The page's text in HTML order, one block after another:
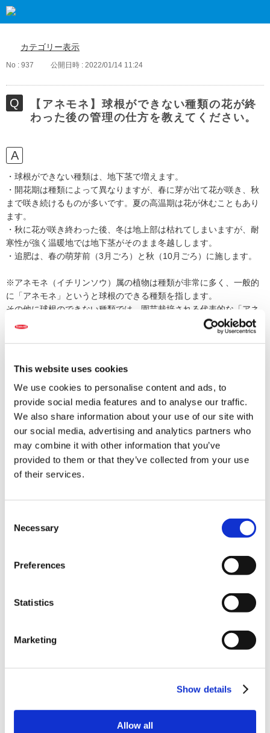
This website uses cookies
We use cookies to personalise content and ads, to
provide social media features and to analyse our traffic.
We also share information about your use of our site with
our social media, advertising and analytics partners who
may combine it with other information that you’ve
provided to them or that they’ve collected from your use
of their services.
Selection
Necessary
Preferences
Statistics
Marketing
Show details
Allow all
カテゴリー表示
No : 937 公開日時 : 2022/01/14 11:24
【アネモネ】球根ができない種類の花が終
わった後の管理の仕方を教えてください。
・球根ができない種類は、地下茎で増えます。
・開花期は種類によって異なりますが、春に芽が出て花が咲き、秋
まで咲き続けるものが多いです。夏の高温期は花が休むこともあり
ます。
・秋に花が咲き終わった後、冬は地上部は枯れてしまいますが、耐
寒性が強く温暖地では地下茎がそのまま冬越しします。
・追肥は、春の萌芽前（3月ごろ）と秋（10月ごろ）に施します。
※アネモネ（イチリンソウ）属の植物は種類が非常に多く、一般的
に「アネモネ」というと球根のできる種類を指します。
その他に球根のできない種類では、園芸栽培される代表的な「アネ
モネ・シルベストリス」の他に、日本に自生するイチリンソウやニ
アネモネの育て方・栽培方法はこちら
関連するFAQ
てください。
てください。 ...
【イチジク】夏秋兼用種の剪定時期と方法を教えてください。
【ショウガ】芽出しの方法を教えてください。